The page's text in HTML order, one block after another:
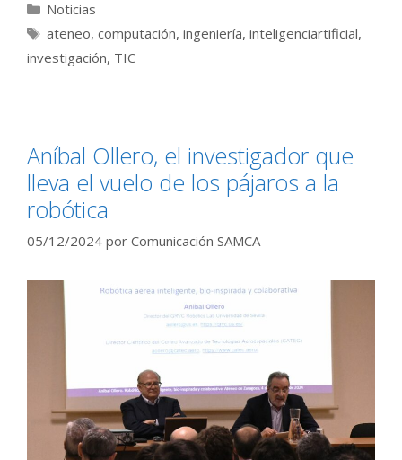
Categorías
Noticias
Etiquetas
ateneo, computación, ingeniería, inteligenciartificial,
investigación, TIC
Aníbal Ollero, el investigador que
lleva el vuelo de los pájaros a la
robótica
05/12/2024 por Comunicación SAMCA